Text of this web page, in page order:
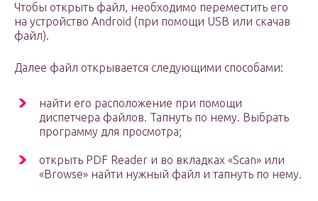
Чтобы открыть файл, необходимо переместить его
на устройство Android (при помощи USB или скачав
файл).
Далее файл открывается следующими способами:
найти его расположение при помощи
диспетчера файлов. Тапнуть по нему. Выбрать
программу для просмотра;
открыть PDF Reader и во вкладках «Scan» или
«Browse» найти нужный файл и тапнуть по нему.